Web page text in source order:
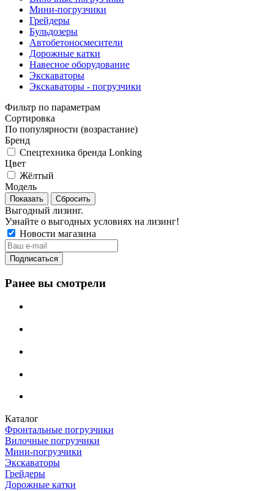
Мини-погрузчики
Грейдеры
Бульдозеры
Автобетоносмесители
Дорожные катки
Навесное оборудование
Экскаваторы
Экскаваторы - погрузчики
Фильтр по параметрам
Сортировка
По популярности (возрастание)
Бренд
Спецтехника бренда Lonking
Цвет
Жёлтый
Модель
Сбросить
Выгодный лизинг.
Узнайте о выгодных условиях на лизинг!
Новости магазина
Ранее вы смотрели
Каталог
Фронтальные погрузчики
Вилочные погрузчики
Мини-погрузчики
Экскаваторы
Грейдеры
Дорожные катки